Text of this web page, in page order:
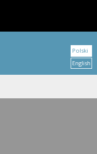
Polski
English